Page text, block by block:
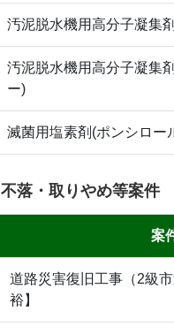
汚泥脱水機用高分子凝集
汚泥脱水機用高分子凝集
ー)
滅菌用塩素剤(ポンシロー
不落・取りやめ等案件
案
道路災害復旧工事（2級
裕】